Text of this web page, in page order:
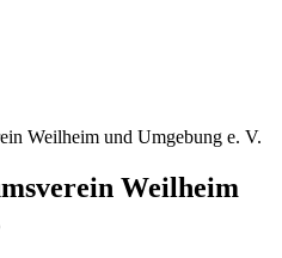
Weilheim und Umgebung e. V.
Weilheim